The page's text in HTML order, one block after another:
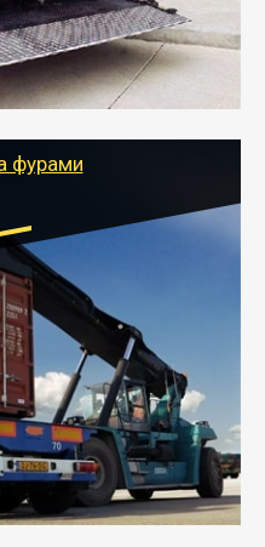
автотранспорт, быстро и
к новому месту
сохранности груза и
подтверждающих
фурами
5 до 10 тонн
догруз
для больших
в коробки, мешки,
отдаленные места
услуги по
и юридических лиц